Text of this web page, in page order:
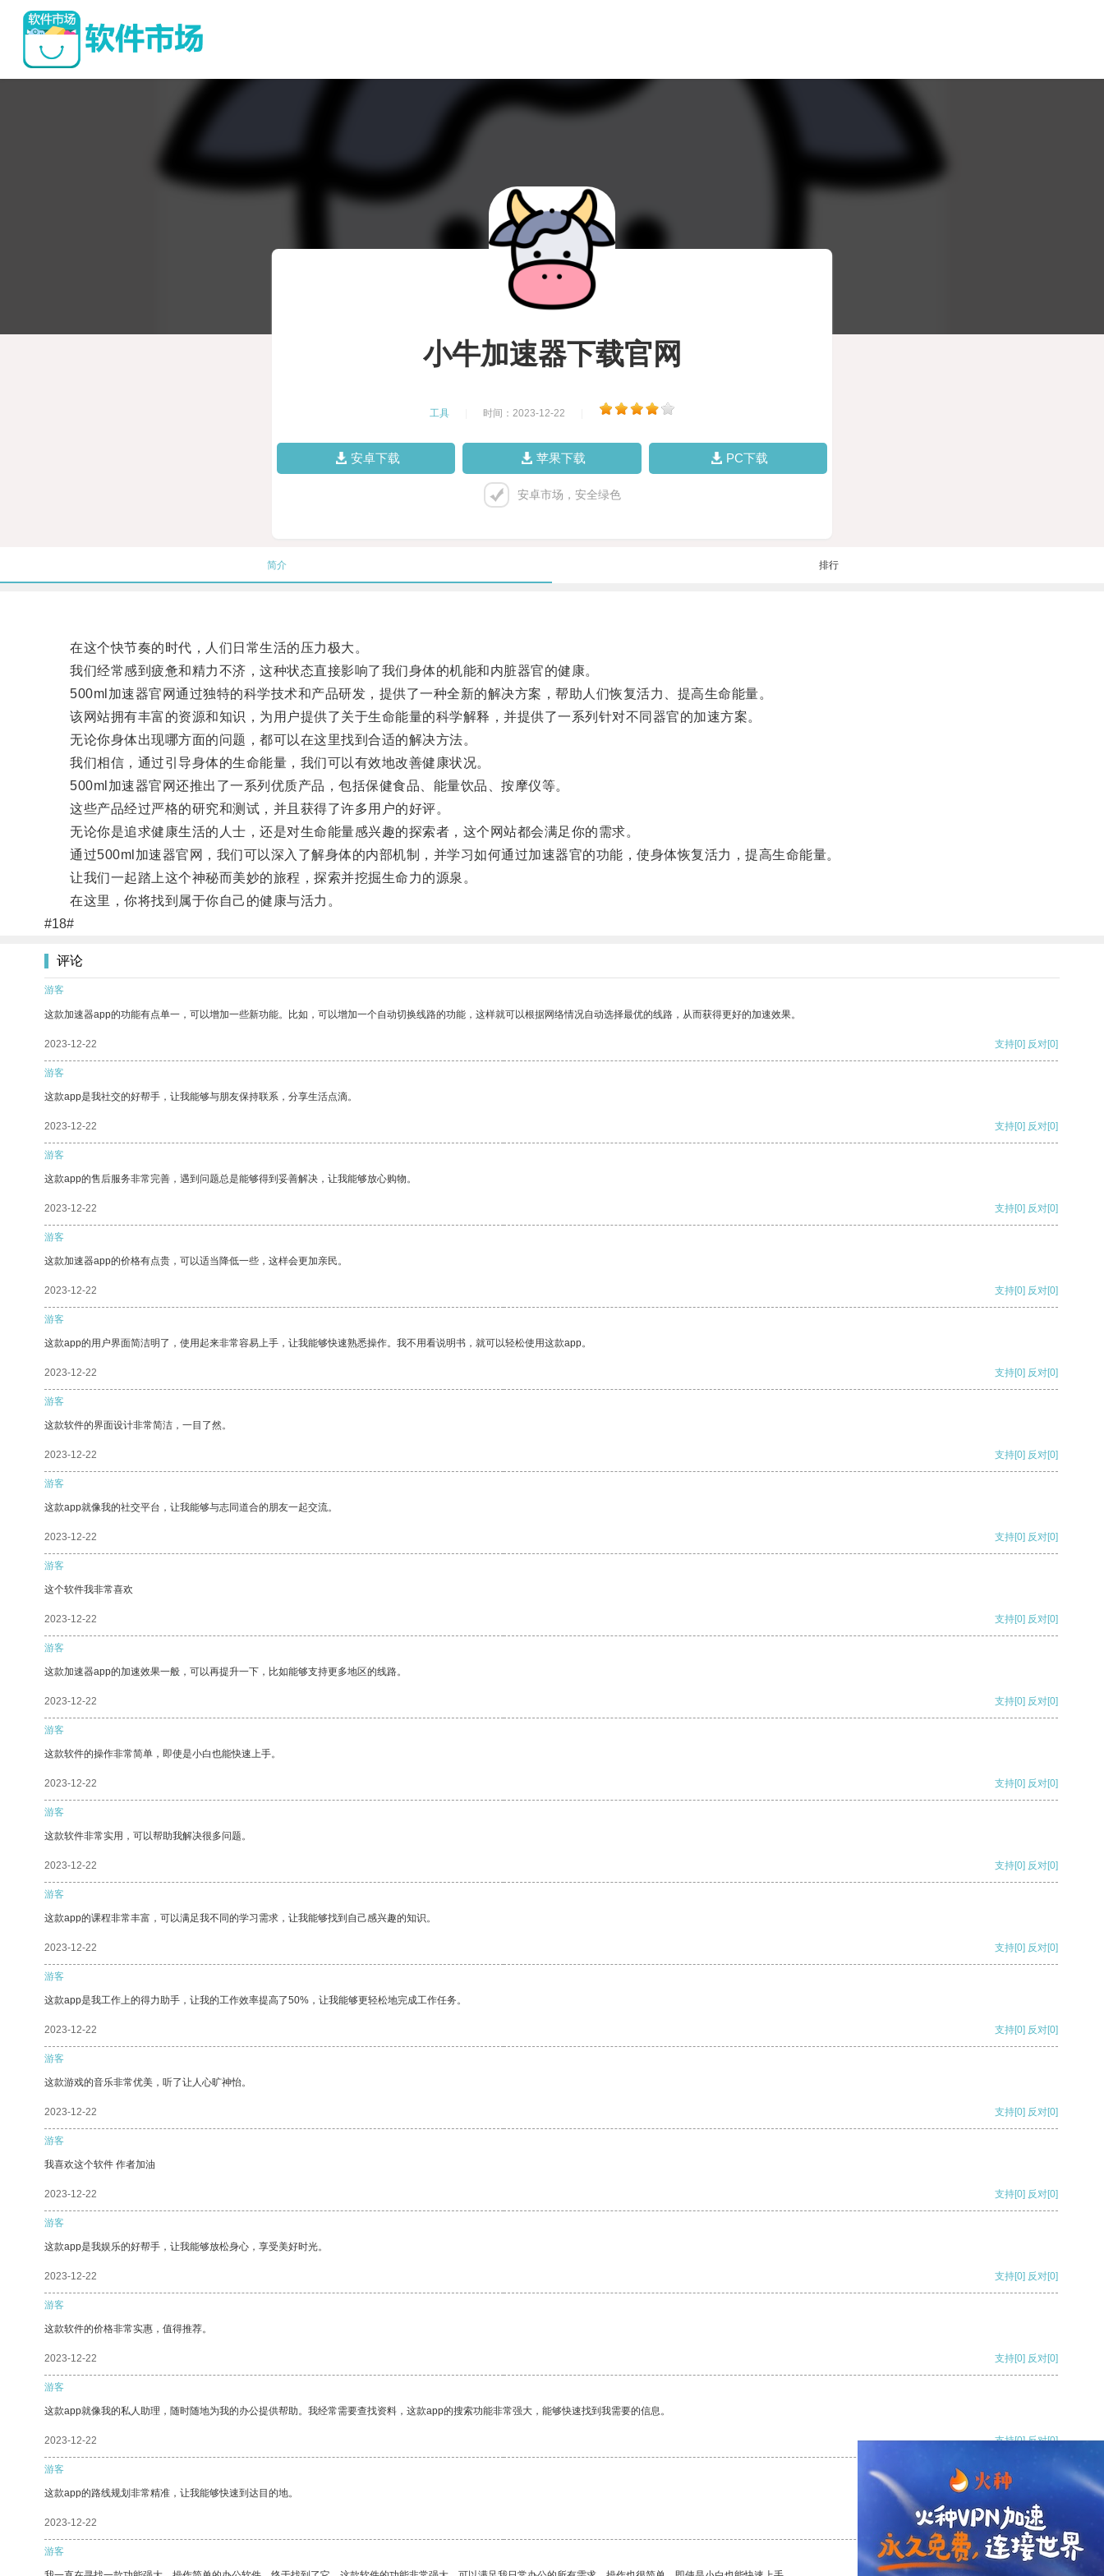
小牛加速器下载官网
工具 时间：2023-12-22
安卓下载 苹果下载 PC下载
安卓市场，安全绿色
简介 排行
在这个快节奏的时代，人们日常生活的压力极大。
我们经常感到疲惫和精力不济，这种状态直接影响了我们身体的机能和内脏器官的健康。
500ml加速器官网通过独特的科学技术和产品研发，提供了一种全新的解决方案，帮助人们恢复活力、提高生命能量。
该网站拥有丰富的资源和知识，为用户提供了关于生命能量的科学解释，并提供了一系列针对不同器官的加速方案。
无论你身体出现哪方面的问题，都可以在这里找到合适的解决方法。
我们相信，通过引导身体的生命能量，我们可以有效地改善健康状况。
500ml加速器官网还推出了一系列优质产品，包括保健食品、能量饮品、按摩仪等。
这些产品经过严格的研究和测试，并且获得了许多用户的好评。
无论你是追求健康生活的人士，还是对生命能量感兴趣的探索者，这个网站都会满足你的需求。
通过500ml加速器官网，我们可以深入了解身体的内部机制，并学习如何通过加速器官的功能，使身体恢复活力，提高生命能量。
让我们一起踏上这个神秘而美妙的旅程，探索并挖掘生命力的源泉。
在这里，你将找到属于你自己的健康与活力。
#18#
评论
游客
这款加速器app的功能有点单一，可以增加一些新功能。比如，可以增加一个自动切换线路的功能，这样就可以根据网络情况自动选择最优的线路，从而获得更好的加速效果。
2023-12-22 支持[0] 反对[0]
游客
这款app是我社交的好帮手，让我能够与朋友保持联系，分享生活点滴。
2023-12-22 支持[0] 反对[0]
游客
这款app的售后服务非常完善，遇到问题总是能够得到妥善解决，让我能够放心购物。
2023-12-22 支持[0] 反对[0]
游客
这款加速器app的价格有点贵，可以适当降低一些，这样会更加亲民。
2023-12-22 支持[0] 反对[0]
游客
这款app的用户界面简洁明了，使用起来非常容易上手，让我能够快速熟悉操作。我不用看说明书，就可以轻松使用这款app。
2023-12-22 支持[0] 反对[0]
游客
这款软件的界面设计非常简洁，一目了然。
2023-12-22 支持[0] 反对[0]
游客
这款app就像我的社交平台，让我能够与志同道合的朋友一起交流。
2023-12-22 支持[0] 反对[0]
游客
这个软件我非常喜欢
2023-12-22 支持[0] 反对[0]
游客
这款加速器app的加速效果一般，可以再提升一下，比如能够支持更多地区的线路。
2023-12-22 支持[0] 反对[0]
游客
这款软件的操作非常简单，即使是小白也能快速上手。
2023-12-22 支持[0] 反对[0]
游客
这款软件非常实用，可以帮助我解决很多问题。
2023-12-22 支持[0] 反对[0]
游客
这款app的课程非常丰富，可以满足我不同的学习需求，让我能够找到自己感兴趣的知识。
2023-12-22 支持[0] 反对[0]
游客
这款app是我工作上的得力助手，让我的工作效率提高了50%，让我能够更轻松地完成工作任务。
2023-12-22 支持[0] 反对[0]
游客
这款游戏的音乐非常优美，听了让人心旷神怡。
2023-12-22 支持[0] 反对[0]
游客
我喜欢这个软件 作者加油
2023-12-22 支持[0] 反对[0]
游客
这款app是我娱乐的好帮手，让我能够放松身心，享受美好时光。
2023-12-22 支持[0] 反对[0]
游客
这款软件的价格非常实惠，值得推荐。
2023-12-22 支持[0] 反对[0]
游客
这款app就像我的私人助理，随时随地为我的办公提供帮助。我经常需要查找资料，这款app的搜索功能非常强大，能够快速找到我需要的信息。
2023-12-22 支持[0] 反对[0]
游客
这款app的路线规划非常精准，让我能够快速到达目的地。
2023-12-22 支持[0] 反对
游客